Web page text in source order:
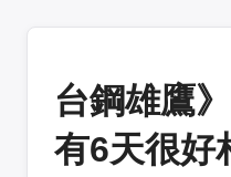
台鋼雄鷹
有6天很